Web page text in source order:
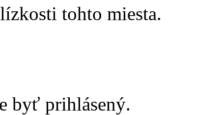
tohto miesta.
byť prihlásený.